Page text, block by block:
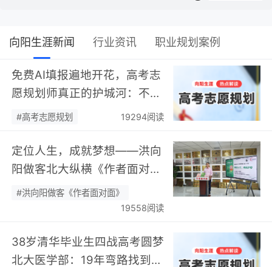
向阳生涯新闻 行业资讯 职业规划案例
免费AI填报遍地开花，高考志
愿规划师真正的护城河：不靠
数据，靠“人”…
#高考志愿规划 19294阅读
定位人生，成就梦想——洪向
阳做客北大纵横《作者面对
面》开展职业规划专题分享…
#洪向阳做客《作者面对面》
19558阅读
38岁清华毕业生四战高考圆梦
北大医学部：19年弯路找到终